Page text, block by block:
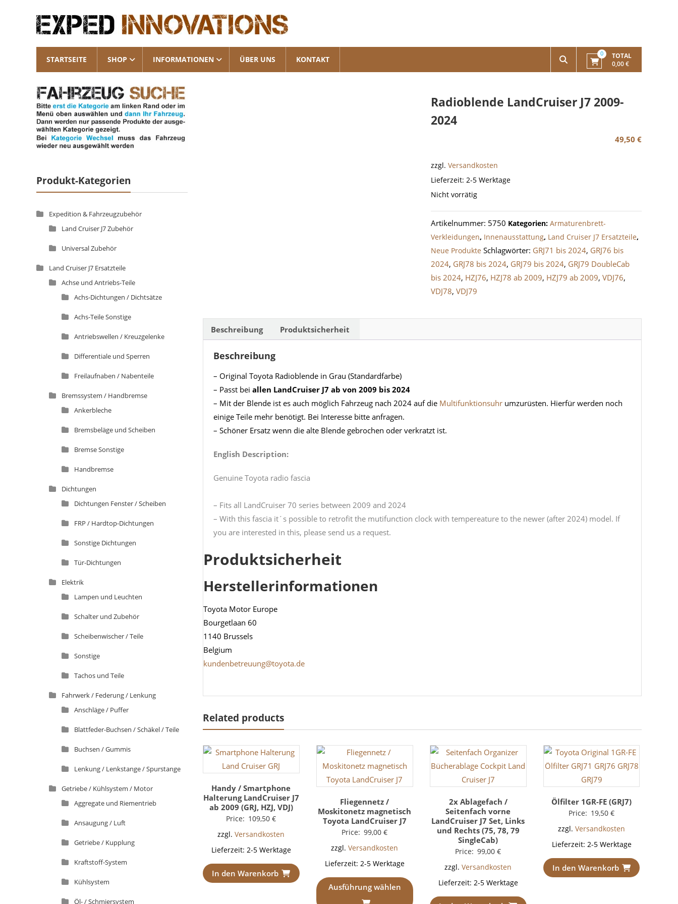
Exped
Solutions
Overland
Adventure
STARTSEITE SHOP INFORMATIONEN ÜBER UNS KONTAKT
0
TOTAL
0,00 €
Radioblende LandCruiser J7 2009-
2024
49,50 €
zzgl.Versandkosten
Lieferzeit:2-5 Werktage
Nicht vorrätig
Artikelnummer: 5750 Kategorien:Armaturenbrett-
Verkleidungen, Innenausstattung, Land Cruiser J7 Ersatzteile,
Neue Produkte Schlagwörter: GRJ71 bis 2024, GRJ76 bis
2024, GRJ78 bis 2024, GRJ79 bis 2024, GRJ79 DoubleCab
bis 2024, HZJ76, HZJ78 ab 2009, HZJ79 ab 2009,VDJ76,
VDJ78,VDJ79
Beschreibung Produktsicherheit
Beschreibung
– Original Toyota Radioblende in Grau (Standardfarbe)
– Passt bei allen LandCruiser J7 ab von 2009 bis 2024
– Mit der Blende ist es auch möglich Fahrzeug nach 2024 auf die Multifunktionsuhr umzurüsten. Hierfür werden noch
einige Teile mehr benötigt. Bei Interesse bitte anfragen.
– Schöner Ersatz wenn die alte Blende gebrochen oder verkratzt ist.
English Description:
Genuine Toyota radio fascia
– Fits all LandCruiser 70 series between 2009 and 2024
– With this fascia it´s possible to retrofit the mutifunction clock with tempereature to the newer (after 2024) model. If
you are interested in this, please send us a request.
Produktsicherheit
Herstellerinformationen
Toyota Motor Europe
Bourgetlaan 60
1140 Brussels
Belgium
kundenbetreuung@toyota.de
Related products
Handy / Smartphone
Halterung LandCruiser J7
ab 2009 (GRJ, HZJ, VDJ)
Price: 109,50€
zzgl.Versandkosten
Lieferzeit: 2-5 Werktage
In den Warenkorb
Fliegennetz /
Moskitonetz magnetisch
Toyota LandCruiser J7
Price: 99,00€
zzgl.Versandkosten
Lieferzeit: 2-5 Werktage
Ausführung wählen
2x Ablagefach /
Seitenfach vorne
LandCruiser J7 Set, Links
und Rechts (75, 78, 79
SingleCab)
Price: 99,00€
zzgl.Versandkosten
Lieferzeit: 2-5 Werktage
Ölfilter 1GR-FE (GRJ7)
Price: 19,50€
zzgl.Versandkosten
Lieferzeit: 2-5 Werktage
In den Warenkorb
Produkt-Kategorien
Expedition & Fahrzeugzubehör
Land Cruiser J7 Zubehör
Universal Zubehör
Land Cruiser J7 Ersatzteile
Achse und Antriebs-Teile
Achs-Dichtungen / Dichtsätze
Achs-Teile Sonstige
Antriebswellen / Kreuzgelenke
Differentiale und Sperren
Freilaufnaben / Nabenteile
Bremssystem / Handbremse
Ankerbleche
Bremsbeläge und Scheiben
Bremse Sonstige
Handbremse
Dichtungen
Dichtungen Fenster / Scheiben
FRP / Hardtop-Dichtungen
Sonstige Dichtungen
Tür-Dichtungen
Elektrik
Lampen und Leuchten
Schalter und Zubehör
Scheibenwischer / Teile
Sonstige
Tachos und Teile
Fahrwerk / Federung / Lenkung
Anschläge / Puffer
Blattfeder-Buchsen / Schäkel / Teile
Buchsen / Gummis
Lenkung / Lenkstange / Spurstange
Getriebe / Kühlsystem / Motor
Aggregate und Riementrieb
Ansaugung / Luft
Getriebe / Kupplung
Kraftstoff-System
Kühlsystem
Öl- / Schmiersystem